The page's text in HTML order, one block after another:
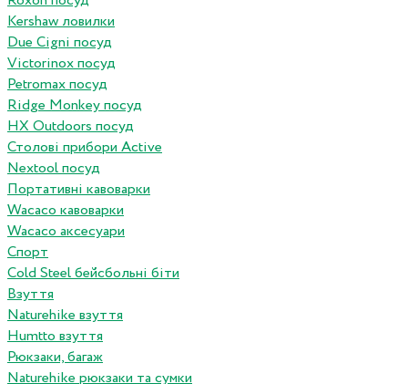
Kershaw ловилки
Due Cigni посуд
Victorinox посуд
Petromax посуд
Ridge Monkey посуд
HX Outdoors посуд
Столові прибори Active
Nextool посуд
Портативні кавоварки
Wacaco кавоварки
Wacaco аксесуари
Спорт
Cold Steel бейсбольні біти
Взуття
Naturehike взуття
Humtto взуття
Рюкзаки, багаж
Naturehike рюкзаки та сумки